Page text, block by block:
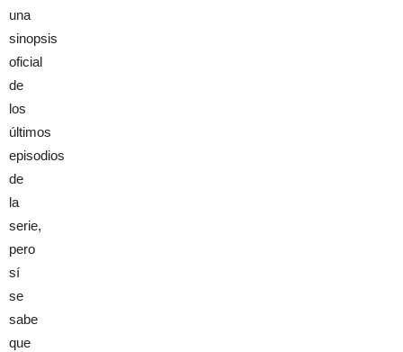
una
sinopsis
oficial
de
los
últimos
episodios
de
la
serie,
pero
sí
se
sabe
que